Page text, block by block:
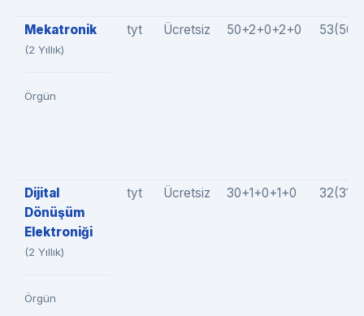
Mekatronik
(2 Yıllık)
Örgün
tyt Ücretsiz 50+2+0+2+0
Dijital
Dönüşüm
Elektroniği
(2 Yıllık)
Örgün
tyt Ücretsiz 30+1+0+1+0